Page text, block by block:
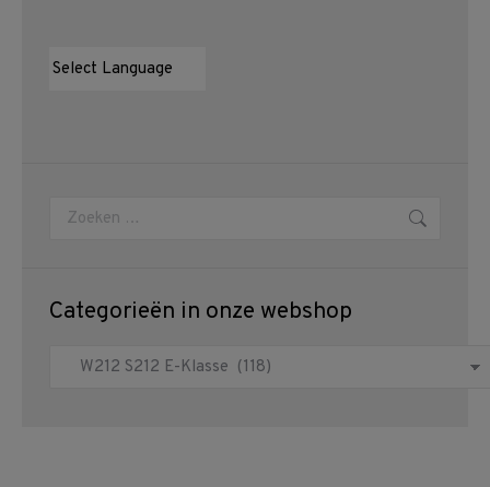
Zoeken:
Categorieën in onze webshop